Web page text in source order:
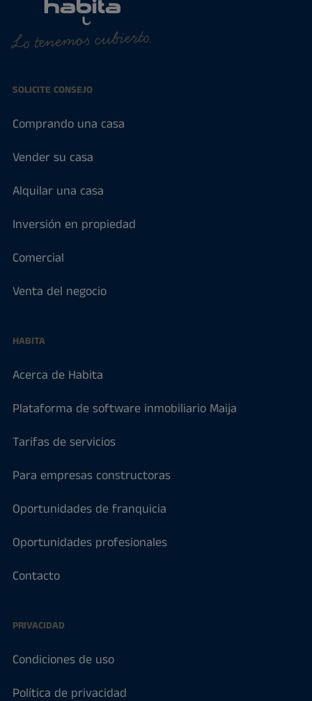
Lo tenemos cubierto.
SOLICITE CONSEJO
Comprando una casa
Vender su casa
Alquilar una casa
Inversión en propiedad
Comercial
Venta del negocio
HABITA
Acerca de Habita
Plataforma de software inmobiliario Maija
Tarifas de servicios
Para empresas constructoras
Oportunidades de franquicia
Oportunidades profesionales
Contacto
PRIVACIDAD
Condiciones de uso
Política de privacidad